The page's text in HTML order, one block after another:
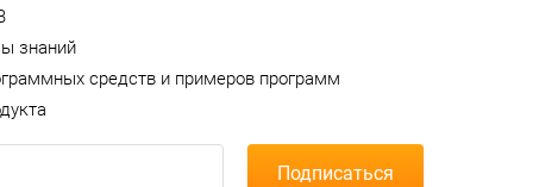
знаний
средств и примеров программ